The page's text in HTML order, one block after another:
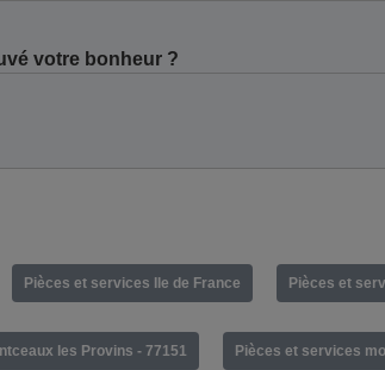
votre bonheur ?
Pièces et services Ile de France Pièces et
les Provins - 77151 Pièces et services